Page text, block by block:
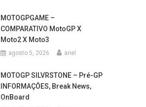
MOTOGPGAME –
COMPARATIVO MotoGP X
Moto2 X Moto3
agosto 5, 2026 ariel
MOTOGP SILVRSTONE – Pré-GP
INFORMAÇÔES, Break News,
OnBoard